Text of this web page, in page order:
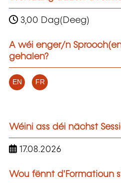
3,00 Dag(Deeg)
A wéi enger/n
gehalen?
EN FR
Wéini ass déi nächst
17.08.2026
Wou fënnt d'Formatioun